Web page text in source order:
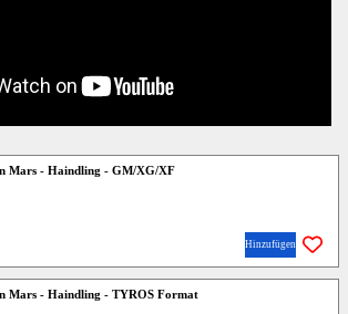
Mars - Haindling - GM/XG/XF
Hinzufügen
Mars - Haindling - TYROS Format